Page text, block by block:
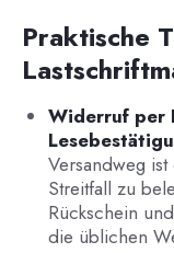
Praktische
Widerruf per
Versandweg
Streitfall zu
Rückschein
die üblichen